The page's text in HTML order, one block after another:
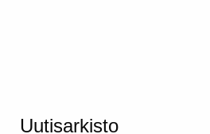
Uutisarkisto